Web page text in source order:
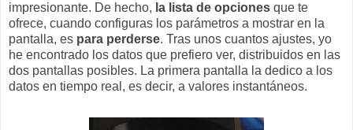
impresionante. De hecho, la lista de opciones que te
ofrece, cuando configuras los parámetros a mostrar en la
pantalla, es para perderse. Tras unos cuantos ajustes, yo
he encontrado los datos que prefiero ver, distribuidos en las
dos pantallas posibles. La primera pantalla la dedico a los
datos en tiempo real, es decir, a valores instantáneos.